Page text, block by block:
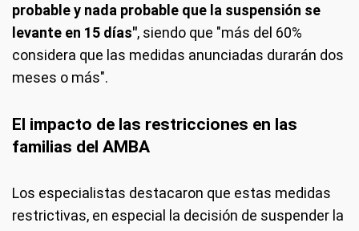
probable y nada probable que la suspensión se
levante en 15 días", siendo que "más del 60%
considera que las medidas anunciadas durarán dos
meses o más".
El impacto de las restricciones en las
familias del AMBA
Los especialistas destacaron que estas medidas
restrictivas, en especial la decisión de suspender la